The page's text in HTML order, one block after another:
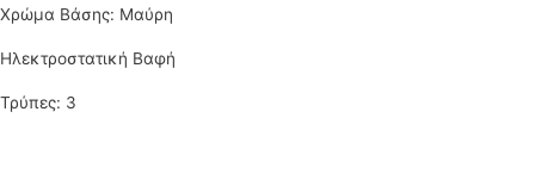
Χρώμα Βάσης: Μαύρη
Ηλεκτροστατική Βαφή
Τρύπες: 3